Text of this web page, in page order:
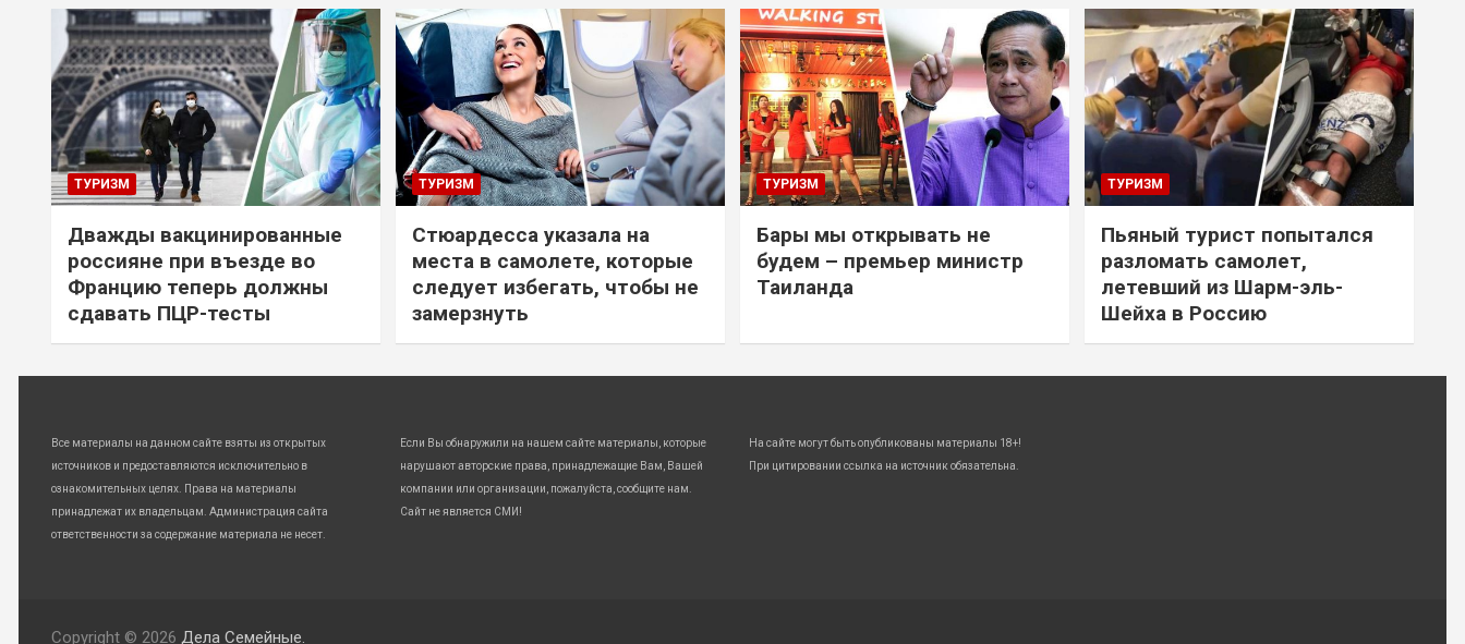
ТУРИЗМ
Дважды вакцинированные
россияне при въезде во
Францию теперь должны
сдавать ПЦР-тесты
ТУРИЗМ
Стюардесса указала на
места в самолете, которые
следует избегать, чтобы не
замерзнуть
ТУРИЗМ
Бары мы открывать не
будем – премьер министр
Таиланда
ТУРИЗМ
Пьяный турист попытался
разломать самолет,
летевший из Шарм-эль-
Шейха в Россию
Все материалы на данном сайте взяты из открытых
источников и предоставляются исключительно в
ознакомительных целях. Права на материалы
принадлежат их владельцам. Администрация сайта
ответственности за содержание материала не несет.
Если Вы обнаружили на нашем сайте материалы, которые
нарушают авторские права, принадлежащие Вам, Вашей
компании или организации, пожалуйста, сообщите нам.
Сайт не является СМИ!
На сайте могут быть опубликованы материалы 18+!
При цитировании ссылка на источник обязательна.
Copyright © 2026 Дела Семейные.